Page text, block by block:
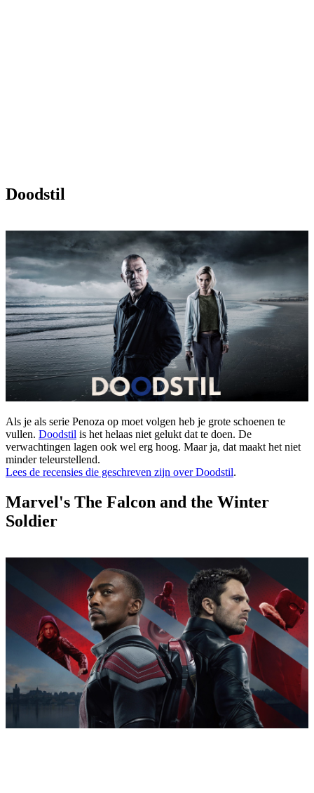
Doodstil
Als je als serie Penoza op moet volgen heb je grote schoenen te
vullen. Doodstil is het helaas niet gelukt dat te doen. De
verwachtingen lagen ook wel erg hoog. Maar ja, dat maakt het niet
minder teleurstellend.
Lees de recensies die geschreven zijn over Doodstil.
Marvel's The Falcon and the Winter
Soldier